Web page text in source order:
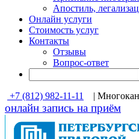
Апостиль,
Онлайн услуги
Стоимость услуг
Контакты
Отзывы
Вопрос-ответ
+7 (812) 982-11-11 |
онлайн запись на приём